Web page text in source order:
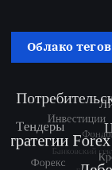
Облако тегов